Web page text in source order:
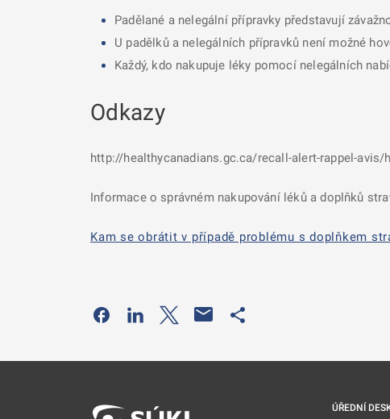
Padělané a nelegální přípravky představují
U padělků a nelegálních přípravků není možné
Každý, kdo nakupuje léky pomocí nelegálních
Odkazy
http://healthycanadians.gc.ca/recall-alert-rappel-avis/
Informace o správném nakupování léků a doplňků
Kam se obrátit v případě problému s doplňkem
Odkaz se otevře na nové kartě
Odkaz se otevře na nové kartě
Odkaz se otevře na nové kartě
ÚŘEDNÍ